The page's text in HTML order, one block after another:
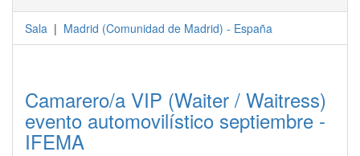
Sala | Madrid (Comunidad de Madrid) - España
Camarero/a VIP (Waiter / Waitress)
evento automovilístico septiembre -
IFEMA